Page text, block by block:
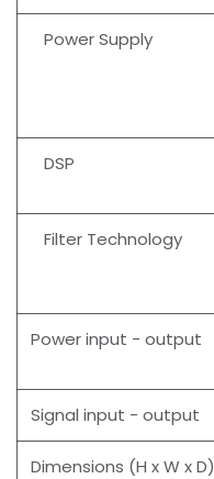
Power Supply
DSP
Filter Technology
Power input - output
Signal input - output
Dimensions (H x W x D)